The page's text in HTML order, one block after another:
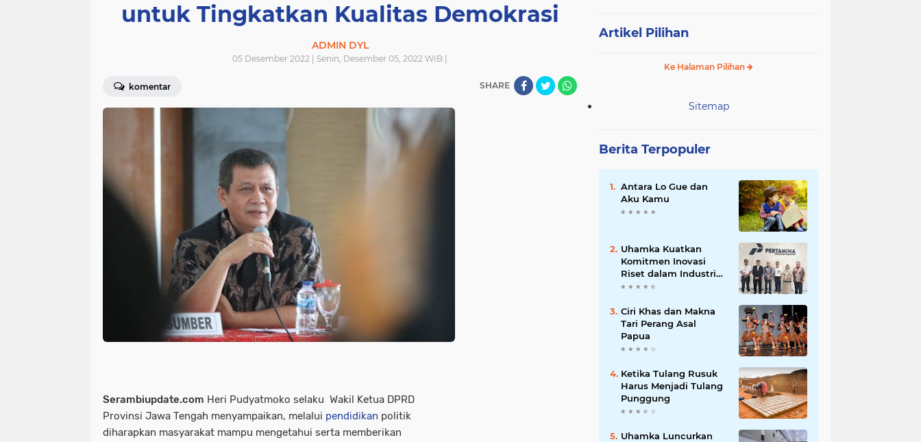
untuk Tingkatkan Kualitas Demokrasi
ADMIN DYL
05 Desember 2022 | Senin, Desember 05, 2022 WIB |
komentar SHARE
Serambiupdate.com Heri Pudyatmoko selaku Wakil Ketua DPRD
Provinsi Jawa Tengah menyampaikan, melalui pendidikan politik
diharapkan masyarakat mampu mengetahui serta memberikan
Artikel Pilihan
Ke Halaman Pilihan
Sitemap
Berita Terpopuler
Antara Lo Gue dan
Aku Kamu
Uhamka Kuatkan
Komitmen Inovasi
Riset dalam Industri
dengan PT. Pertamina
Ciri Khas dan Makna
Tari Perang Asal
Papua
Ketika Tulang Rusuk
Harus Menjadi Tulang
Punggung
Uhamka Luncurkan